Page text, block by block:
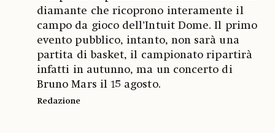
diamante che ricoprono interamente il
campo da gioco dell’Intuit Dome. Il primo
evento pubblico, intanto, non sarà una
partita di basket, il campionato ripartirà
infatti in autunno, ma un concerto di
Bruno Mars il 15 agosto.
Redazione